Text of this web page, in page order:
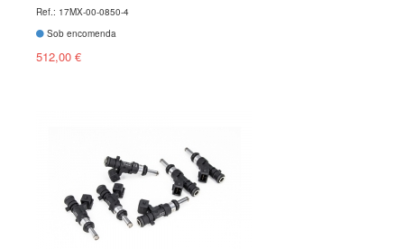
Ref.: 17MX-00-0850-4
Sob encomenda
512,00 €